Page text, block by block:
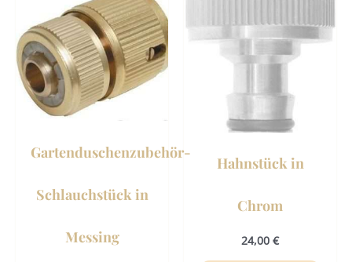
Gartenduschenzubehör-
Schlauchstück in
Messing
Produkt
weist
mehrere
Varianten
können
Hahnstück in
Chrom
24,00 €